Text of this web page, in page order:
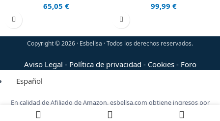
65,05 € 99,99 €
Copyright © 2026 · Esbellsa · Todos los derechos reservados.
Aviso Legal - Política de privacidad - Cookies- Foro
Español
En calidad de Afiliado de Amazon, esbellsa.com obtiene ingresos por
las compras adscritas que cumplen los requisitos, sin coste adicional